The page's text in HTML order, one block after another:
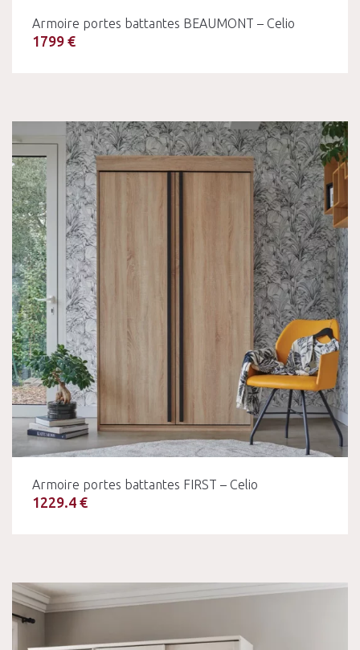
Armoire portes battantes BEAUMONT – Celio
1799 €
Armoire portes battantes FIRST – Celio
1229.4 €